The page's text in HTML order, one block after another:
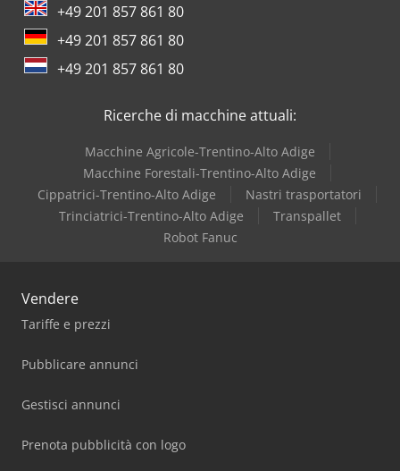
+49 201 857 861 80
+49 201 857 861 80
+49 201 857 861 80
Ricerche di macchine attuali:
Macchine Agricole-Trentino-Alto Adige
Macchine Forestali-Trentino-Alto Adige
Cippatrici-Trentino-Alto Adige
Nastri trasportatori
Trinciatrici-Trentino-Alto Adige
Transpallet
Robot Fanuc
Vendere
Tariffe e prezzi
Pubblicare annunci
Gestisci annunci
Prenota pubblicità con logo